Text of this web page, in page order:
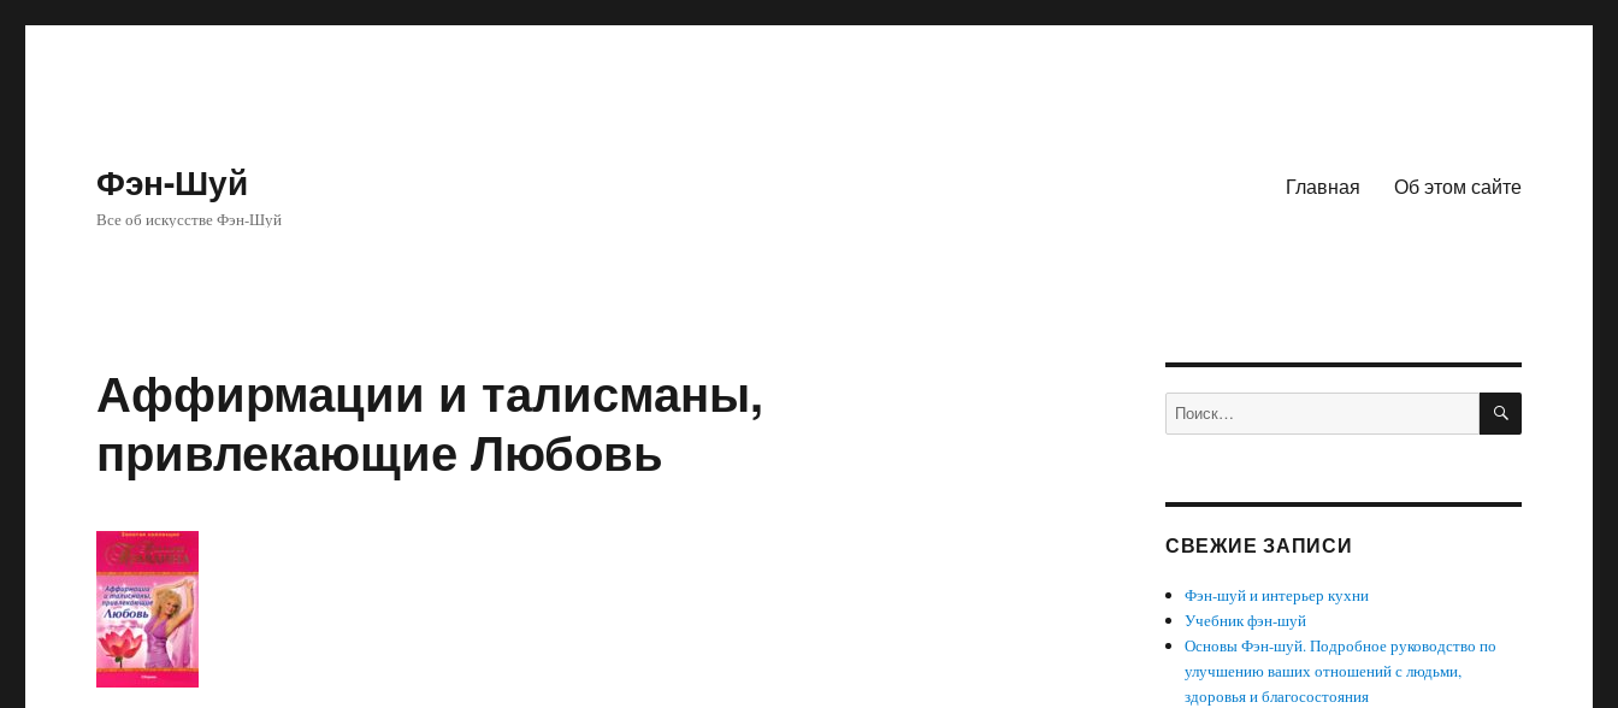
Фэн-Шуй
Все об искусстве Фэн-Шуй
Главная Об этом сайте
Аффирмации и талисманы,
привлекающие Любовь
Искать: ПОИСК
СВЕЖИЕ ЗАПИСИ
Фэн-шуй и интерьер кухни
Учебник фэн-шуй
Основы Фэн-шуй. Подробное руководство по
улучшению ваших отношений с людьми,
здоровья и благосостояния